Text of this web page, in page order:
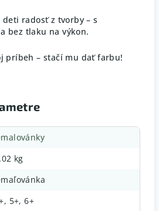
radosť z tvorby – s
bez tlaku na výkon.
príbeh – stačí mu dať farbu!
kg
5+, 6+